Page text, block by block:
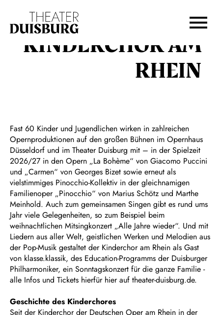
Zur Hauptnavigation springen
Zum Footer springen
KINDERCHOR AM
RHEIN
Fast 60 Kinder und Jugendlichen wirken in zahlreichen
Opernproduktionen auf den großen Bühnen im Opernhaus
Düsseldorf und im Theater Duisburg mit – in der Spielzeit
2026/27 in den Opern „La Bohème“ von Giacomo Puccini
und „Carmen“ von Georges Bizet sowie erneut als
vielstimmiges Pinocchio-Kollektiv in der gleichnamigen
Familienoper „Pinocchio“ von Marius Schötz und Marthe
Meinhold. Auch zum gemeinsamen Singen gibt es rund ums
Jahr viele Gelegenheiten, so zum Beispiel beim
weihnachtlichen Mitsingkonzert „Alle Jahre wieder“. Und mit
Liedern aus aller Welt, geistlichen Werken und Melodien aus
der Pop-Musik gestaltet der Kinderchor am Rhein als Gast
von klasse.klassik, des Education-Programms der Duisburger
Philharmoniker, ein Sonntagskonzert für die ganze Familie -
alle Infos und Tickets hierfür hier auf theater-duisburg.de.
Geschichte des Kinderchores
Seit der Kinderchor der Deutschen Oper am Rhein in der